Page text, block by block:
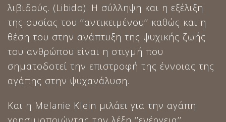
λιβιδούς. (Libido). Η σύλληψη και η εξέλιξη
της ουσίας του ‘’αντικειμένου’’ καθώς και η
θέση του στην ανάπτυξη της ψυχικής ζωής
του ανθρώπου είναι η στιγμή που
σηματοδοτεί την επιστροφή της έννοιας της
αγάπης στην ψυχανάλυση.
Και η Melanie Klein μιλάει για την αγάπη